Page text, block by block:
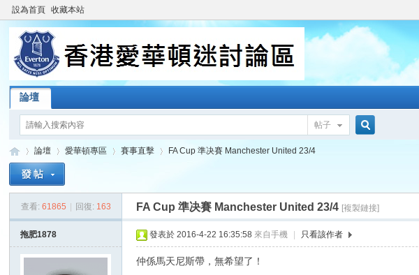
設為首頁 收藏本站
論壇
帖子
索
»
論壇
›
愛華頓專區
›
賽事直擊
›
FA Cup 準决賽 Manchester United 23/4
查看: 61865 回復: 163 FA Cup 準决賽 Manchester United 23/4 [複製鏈接]
拖肥1878 發表於 2016-4-22 16:35:58 來自手機 只看該作者
仲係馬天尼斯帶，無希望了！